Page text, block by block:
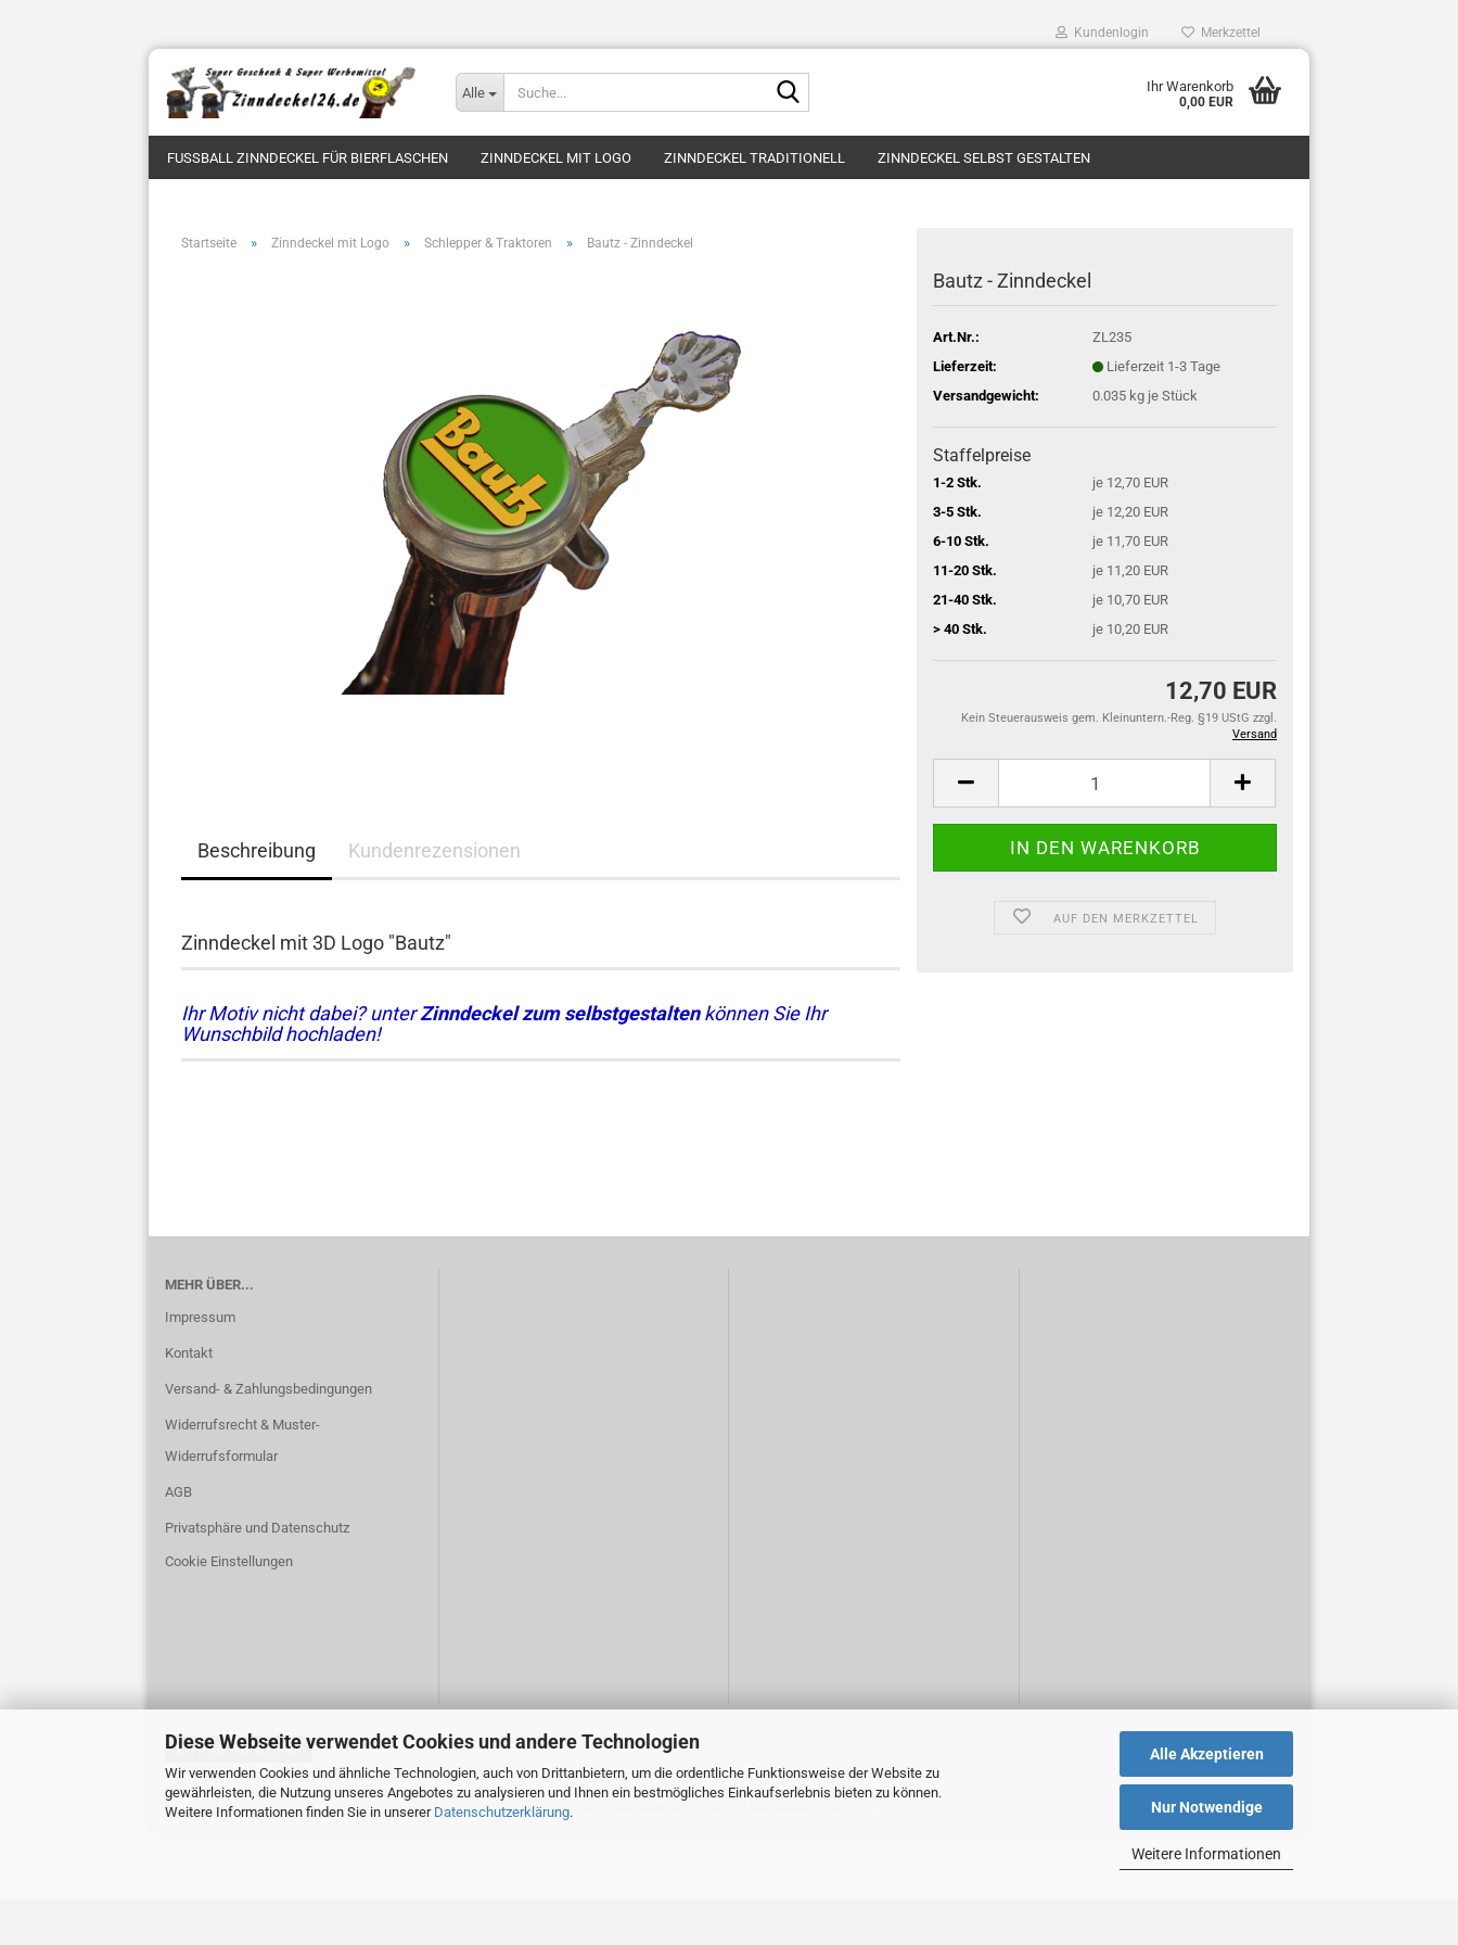
Diese Webseite verwendet Cookies und andere Technologien
Wir verwenden Cookies und ähnliche Technologien, auch von Drittanbietern, um die ordentliche Funktionsweise der Website zu
gewährleisten, die Nutzung unseres Angebotes zu analysieren und Ihnen ein bestmögliches Einkaufserlebnis bieten zu können.
Weitere Informationen finden Sie in unserer Datenschutzerklärung.
Alle Akzeptieren
Nur Notwendige
Weitere Informationen
Kundenlogin Merkzettel
Alle Ihr Warenkorb
0,00 EUR
FUSSBALL ZINNDECKEL FÜR BIERFLASCHEN ZINNDECKEL MIT LOGO ZINNDECKEL TRADITIONELL ZINNDECKEL SELBST GESTALTEN
Startseite » Zinndeckel mit Logo » Schlepper & Traktoren » Bautz - Zinndeckel
Bautz - Zinndeckel
Art.Nr.:
ZL235
Lieferzeit:
Lieferzeit 1-3 Tage
Versandgewicht:
0.035 kg je Stück
Staffelpreise
1-2 Stk.
je 12,70 EUR
3-5 Stk.
je 12,20 EUR
6-10 Stk.
je 11,70 EUR
11-20 Stk.
je 11,20 EUR
21-40 Stk.
je 10,70 EUR
> 40 Stk.
je 10,20 EUR
12,70 EUR
Kein Steuerausweis gem. Kleinuntern.-Reg. §19 UStG zzgl.
Versand
AUF DEN MERKZETTEL
Beschreibung Kundenrezensionen
Zinndeckel mit 3D Logo "Bautz"
Ihr Motiv nicht dabei? unterZinndeckel zum selbstgestaltenkönnen Sie Ihr
Wunschbild hochladen!
MEHR ÜBER...
Impressum
Kontakt
Versand- & Zahlungsbedingungen
Widerrufsrecht & Muster-
Widerrufsformular
AGB
Privatsphäre und Datenschutz
Cookie Einstellungen
Vertrag widerrufen
Shopping Cart Software